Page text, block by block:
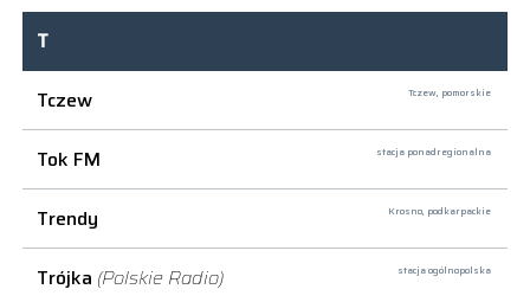
T
Tczew
Tczew, pomorskie
Tok FM stacja ponadregionalna
Trendy Krosno, podkarpackie
Trójka (Polskie Radio) stacja ogólnopolska